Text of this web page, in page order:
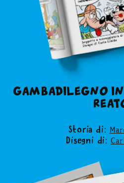
GAMBADILEGNO
Storia di:
Disegni di: